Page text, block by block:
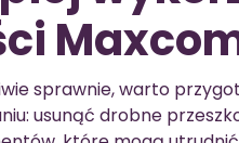
Maxcom
sprawnie, warto
usunąć drobne